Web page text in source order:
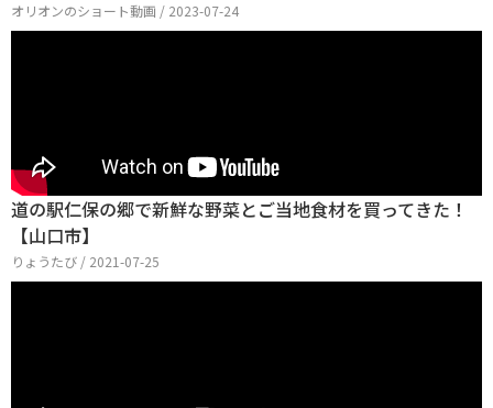
オリオンのショート動画 / 2023-07-24
道の駅仁保の郷で新鮮な野菜とご当地食材を買ってきた！
【山口市】
りょうたび / 2021-07-25